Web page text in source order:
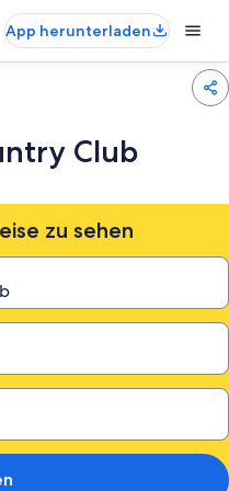
App herunterladen
Club
zu sehen